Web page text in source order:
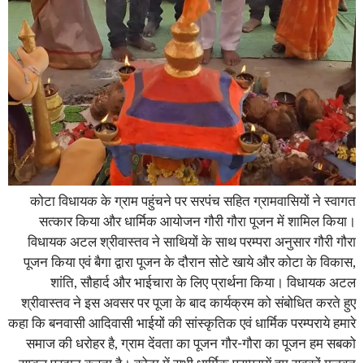
कोटा विधायक के ग्राम पहुंचने पर सरपंच सहित ग्रामवासियों ने स्वागत
सत्कार किया और धार्मिक आयोजन गौरी गौरा पूजन में शामिल किया।
विधायक अटल श्रीवास्तव ने साथियों के साथ परम्परा अनुसार गौरी गौरा
पूजन किया एवं बैगा द्वारा पूजन के दौरान सोटे खाये और कोटा के विकास,
शांति, सौहार्द और भाईचारा के लिए प्रार्थना किया। विधायक अटल
श्रीवास्तव ने इस अवसर पर पूजा के बाद कार्यक्रम को संबोधित करते हुए
कहा कि बनवासी आदिवासी भाईयों की सांस्कृतिक एवं धार्मिक परम्पराये हमारे
समाज की धरोहर है, ग्राम देंवता का पूजन गौर-गौरा का पूजन हम सबको